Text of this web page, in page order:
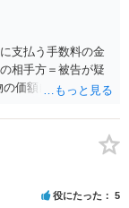
支払う手数料の金
相手方＝被告が疑
価額自体が裁判の
役にたった 5